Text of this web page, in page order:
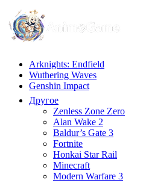
Arknights: Endfield
Wuthering Waves
Genshin Impact
Другое
Zenless Zone Zero
Alan Wake 2
Baldur’s Gate 3
Fortnite
Honkai Star Rail
Minecraft
Modern Warfare 3